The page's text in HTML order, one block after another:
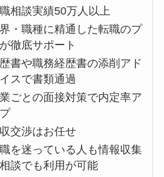
相談実績50万人以上
・職種に精通した転職のプ
徹底サポート
書や職務経歴書の添削アド
スで書類通過
ごとの面接対策で内定率ア
交渉はお任せ
を迷っている人も情報収集
談でも利用が可能